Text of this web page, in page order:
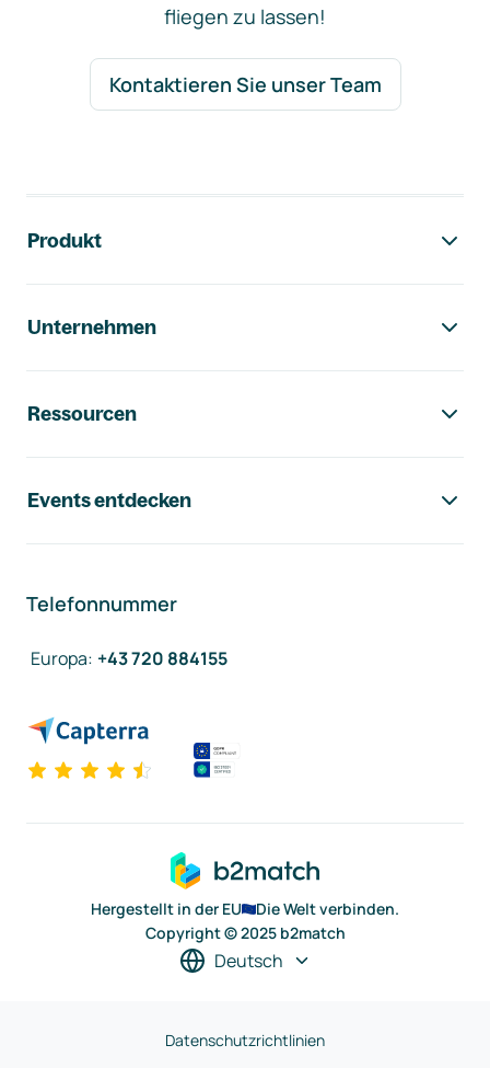
fliegen zu lassen!
Kontaktieren Sie unser Team
Produkt
Unternehmen
Ressourcen
Events entdecken
Telefonnummer
Europa: +43 720 884155
Hergestellt in der EU
Die Welt verbinden.
Copyright © 2025 b2match
Deutsch
Datenschutzrichtlinien